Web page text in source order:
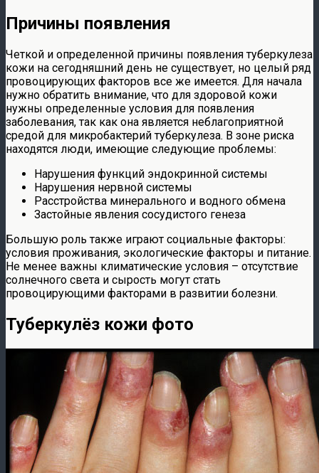
Причины появления
Четкой и определенной причины появления туберкулеза
кожи на сегодняшний день не существует, но целый ряд
провоцирующих факторов все же имеется. Для начала
нужно обратить внимание, что для здоровой кожи
нужны определенные условия для появления
заболевания, так как она является неблагоприятной
средой для микробактерий туберкулеза. В зоне риска
находятся люди, имеющие следующие проблемы:
Нарушения функций эндокринной системы
Нарушения нервной системы
Расстройства минерального и водного обмена
Застойные явления сосудистого генеза
Большую роль также играют социальные факторы:
условия проживания, экологические факторы и питание.
Не менее важны климатические условия – отсутствие
солнечного света и сырость могут стать
провоцирующими факторами в развитии болезни.
Туберкулёз кожи фото